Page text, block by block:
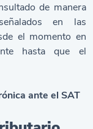
de manera
en las
el momento en
hasta que el
ante el SAT